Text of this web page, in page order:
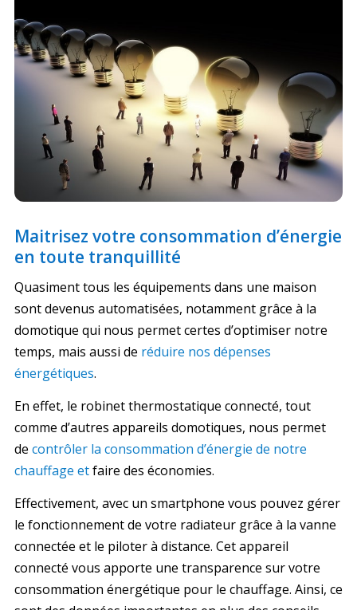
Maitrisez votre consommation d’énergie
en toute tranquillité
Quasiment tous les équipements dans une maison
sont devenus automatisées, notamment grâce à la
domotique qui nous permet certes d’optimiser notre
temps, mais aussi de réduire nos dépenses
énergétiques.
En effet, le robinet thermostatique connecté, tout
comme d’autres appareils domotiques, nous permet
de contrôler la consommation d’énergie de notre
chauffage etfaire des économies.
Effectivement, avec un smartphone vous pouvez gérer
le fonctionnement de votre radiateur grâce à la vanne
connectée et le piloter à distance. Cet appareil
connecté vous apporte une transparence sur votre
consommation énergétique pour le chauffage. Ainsi, ce